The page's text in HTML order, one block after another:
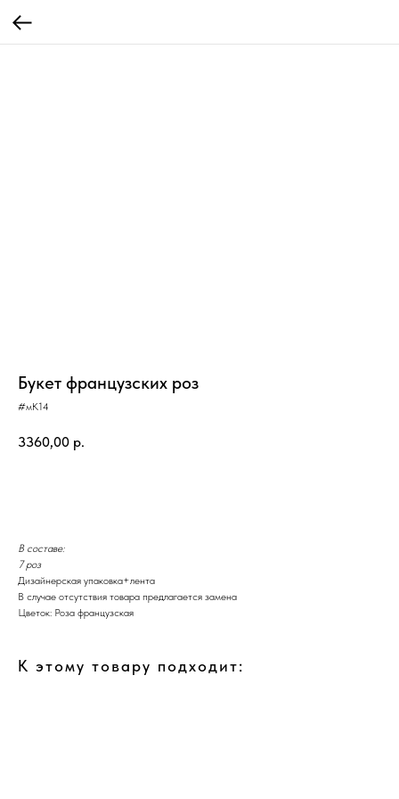
Букет французских роз
#мК14
3360,00 р.
В составе:
7 роз
Дизайнерская упаковка+лента
В случае отсутствия товара предлагается замена
Цветок: Роза французская
К этому товару подходит: